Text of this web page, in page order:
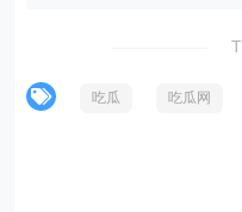
吃瓜 吃瓜网